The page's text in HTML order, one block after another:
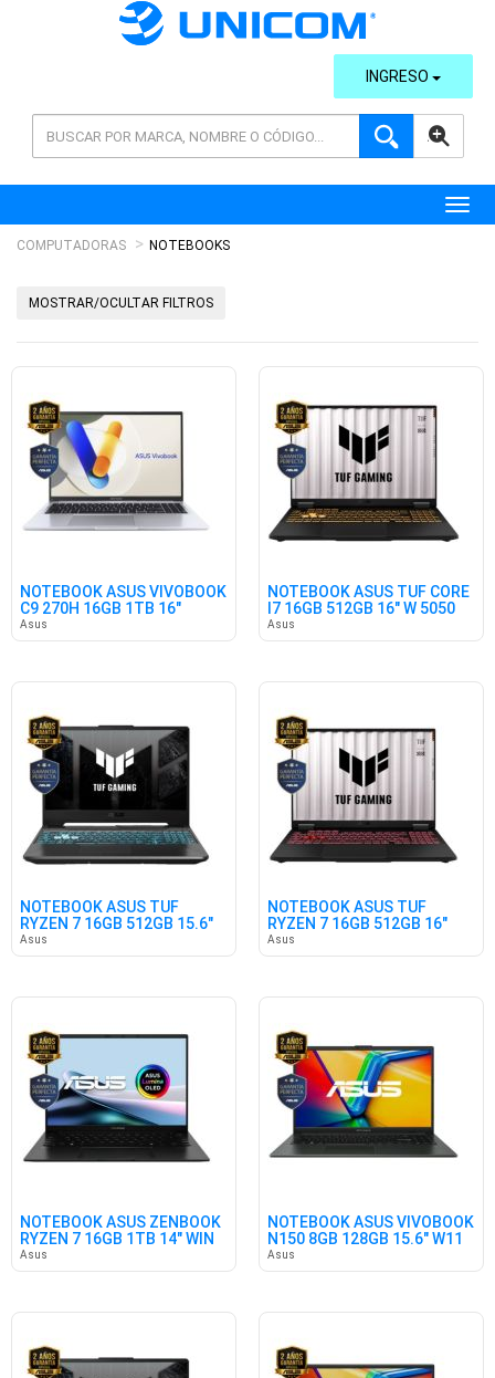
AVANZADA
INGRESO
COMPUTADORAS NOTEBOOKS
MOSTRAR/OCULTAR FILTROS
NOTEBOOK ASUS VIVOBOOK
C9 270H 16GB 1TB 16"
WIN11
Asus
NOTEBOOK ASUS TUF CORE
I7 16GB 512GB 16" W 5050
Asus
NOTEBOOK ASUS TUF
RYZEN 7 16GB 512GB 15.6"
3050 FR
Asus
NOTEBOOK ASUS TUF
RYZEN 7 16GB 512GB 16"
5050 W11
Asus
NOTEBOOK ASUS ZENBOOK
RYZEN 7 16GB 1TB 14" WIN
Asus
NOTEBOOK ASUS VIVOBOOK
N150 8GB 128GB 15.6" W11
Asus